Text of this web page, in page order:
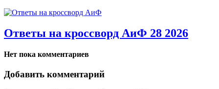
Ответы на кроссворд АиФ 28 2026
Нет пока комментариев
Добавить комментарий